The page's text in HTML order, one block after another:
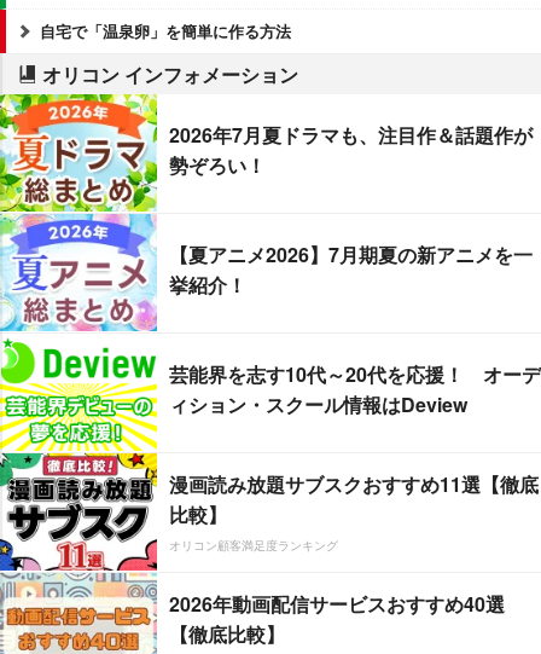
自宅で「温泉卵」を簡単に作る方法
オリコン インフォメーション
2026年7月夏ドラマも、注目作＆話題作が
勢ぞろい！
【夏アニメ2026】7月期夏の新アニメを一
挙紹介！
芸能界を志す10代～20代を応援！ オーデ
ィション・スクール情報はDeview
漫画読み放題サブスクおすすめ11選【徹底
比較】
オリコン顧客満足度ランキング
2026年動画配信サービスおすすめ40選
【徹底比較】